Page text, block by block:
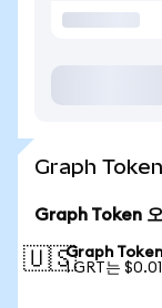
Graph Token
Graph Token
🇺🇸Graph Token
1 GRT는